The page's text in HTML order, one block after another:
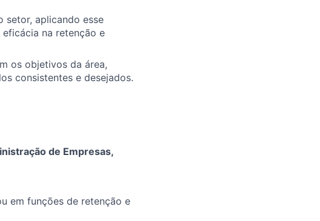
setor, aplicando esse
na retenção e
os objetivos da área,
consistentes e desejados.
de Empresas,
em funções de retenção e